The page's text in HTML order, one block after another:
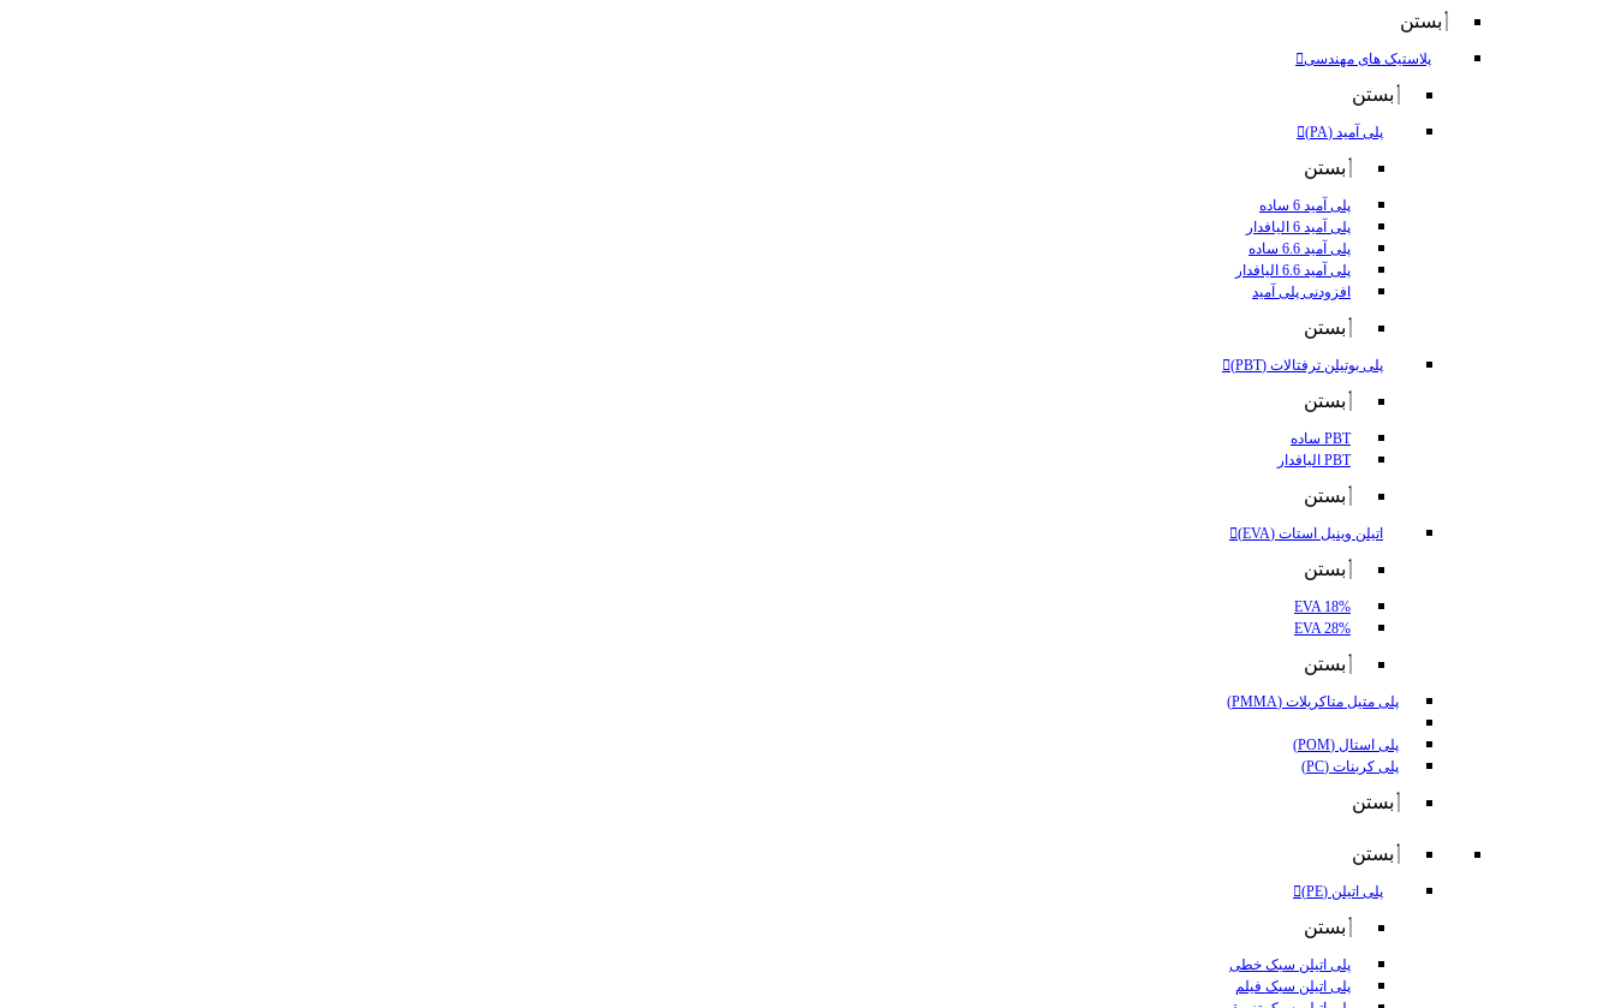
بستن
پلاستیک های مهندسی
بستن
پلی آمید (PA)
بستن
پلی آمید 6 ساده
پلی آمید 6 الیافدار
پلی آمید 6.6 ساده
پلی آمید 6.6 الیافدار
افزودنی پلی آمید
بستن
پلی بوتیلن ترفتالات (PBT)
بستن
PBT ساده
PBT الیافدار
بستن
اتیلن وینیل استات (EVA)
بستن
EVA 18%
EVA 28%
بستن
پلی متیل متاکریلات (PMMA)
پلی استال (POM)
پلی کربنات (PC)
بستن
بستن
پلی اتیلن (PE)
بستن
پلی اتیلن سبک خطی
پلی اتیلن سبک فیلم